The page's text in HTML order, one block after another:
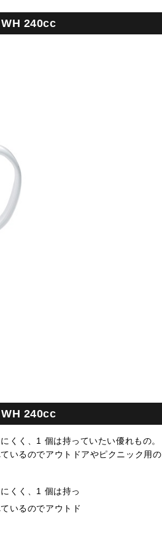
WH 240cc
WH 240cc
くく、1 個は持っていたい優れもの。
いるのでアウトドアやピクニック用
くく、1 個は持っ
いるのでアウトド